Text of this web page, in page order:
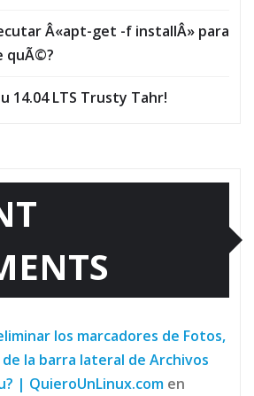
Â«apt-get -f installÂ» para
quÃ©?
14.04 LTS Trusty Tahr!
los marcadores de Fotos,
de la barra lateral de Archivos
| QuieroUnLinux.com en